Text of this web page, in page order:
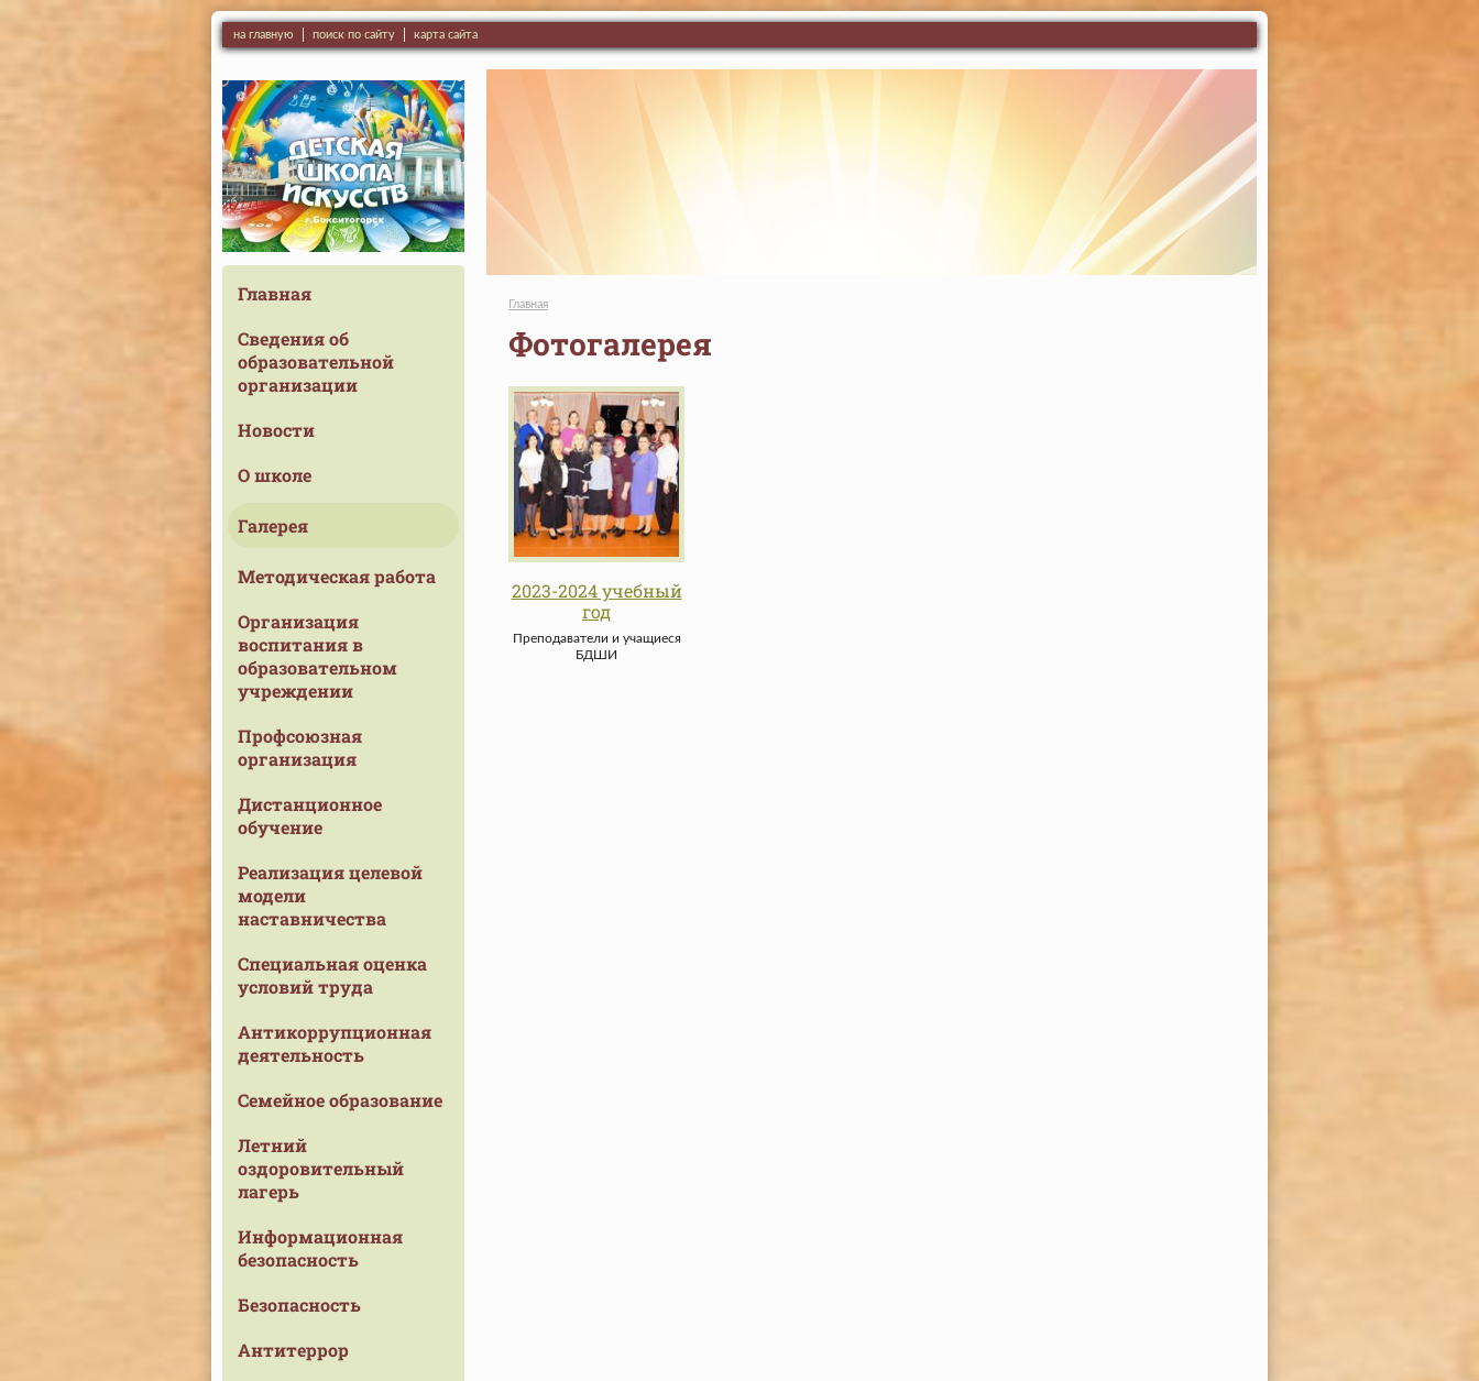
на главную поиск по сайту карта сайта
Главная
Сведения об
образовательной
организации
Новости
О школе
Галерея
Методическая работа
Организация
воспитания в
образовательном
учреждении
Профсоюзная
организация
Дистанционное
обучение
Реализация целевой
модели
наставничества
Специальная оценка
условий труда
Антикоррупционная
деятельность
Семейное образование
Летний
оздоровительный
лагерь
Информационная
безопасность
Безопасность
Антитеррор
Главная
Фотогалерея
2023-2024 учебный
год
Преподаватели и учащиеся
БДШИ